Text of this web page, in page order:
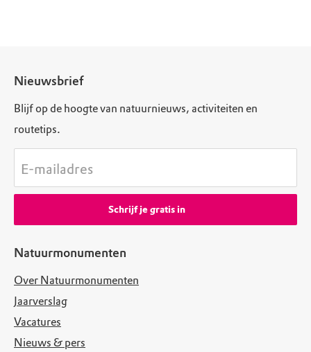
Natuurmonumenten
Over Natuurmonumenten
Jaarverslag
Vacatures
Nieuws & pers
Nieuwsbrief
Blijf op de hoogte van natuurnieuws, activiteiten en
routetips.
E-mailadres
Schrijf je gratis in